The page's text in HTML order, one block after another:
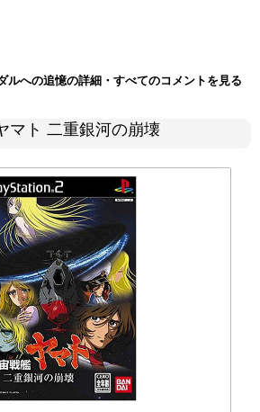
ルへの追憶の詳細・すべてのコメントを見る
マト 二重銀河の崩壊